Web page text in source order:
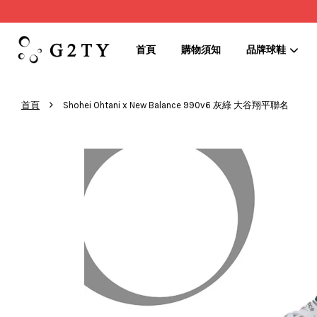
首頁 購物須知 品牌球鞋
首頁 › Shohei Ohtani x New Balance 990v6 灰綠 大谷翔平聯名